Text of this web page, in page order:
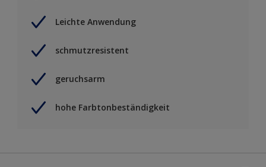
Leichte Anwendung
schmutzresistent
geruchsarm
hohe Farbtonbeständigkeit